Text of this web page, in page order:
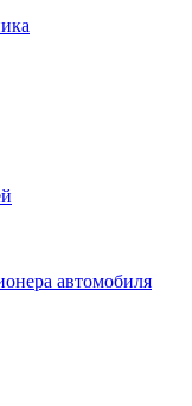
автомобиля